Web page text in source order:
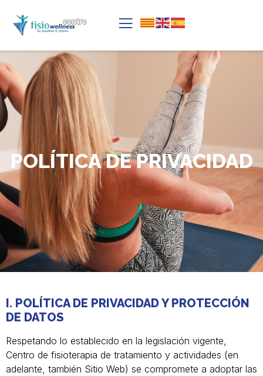
POLÍTICA DE PRIVACIDAD
I. POLÍTICA DE PRIVACIDAD Y PROTECCIÓN
DE DATOS
Respetando lo establecido en la legislación vigente,
Centro de fisioterapia de tratamiento y actividades (en
adelante, también Sitio Web) se compromete a adoptar las